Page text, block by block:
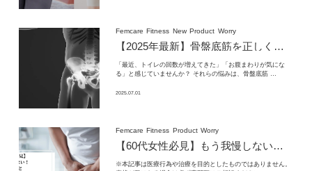
Femcare Fitness New Product Worry
【2025年最新】 骨盤底筋を正しく鍛える方法と注意点｜
「最近、トイレの回数が増えてきた」「お腹まわりが気にな
る」と感じていませんか？ それらの悩みは、骨盤底筋 …
2025.07.01
Femcare Fitness Product Worry
【60代女性必見】もう我慢しない！
※本記事は医療行為や治療を目的としたものではありません。